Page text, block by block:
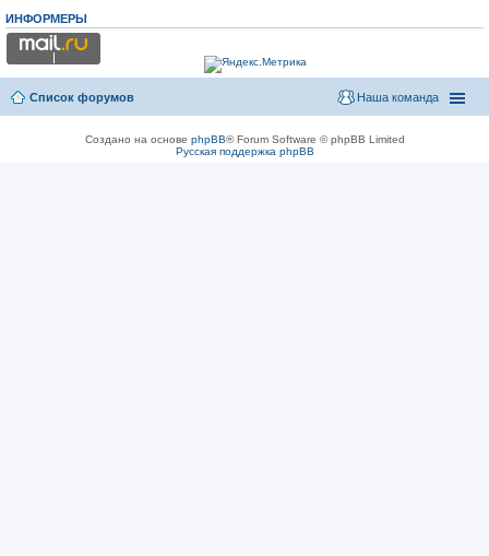
ИНФОРМЕРЫ
Список форумов Наша команда
Создано на основе phpBB® Forum Software © phpBB Limited
Русская поддержка phpBB